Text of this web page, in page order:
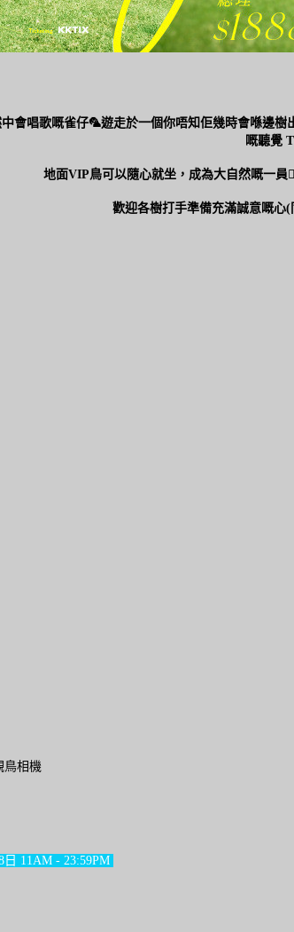
會唱歌嘅雀仔🦜遊走於一個你唔知佢幾時會喺邊
嘅聽覺
地面VIP鳥可以隨心就坐，成為大自然嘅一員
歡迎各樹打手準備充滿誠意嘅心
鳥相機
11AM - 23:59PM